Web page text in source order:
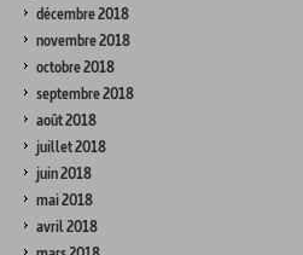
décembre 2018
novembre 2018
octobre 2018
septembre 2018
août 2018
juillet 2018
juin 2018
mai 2018
avril 2018